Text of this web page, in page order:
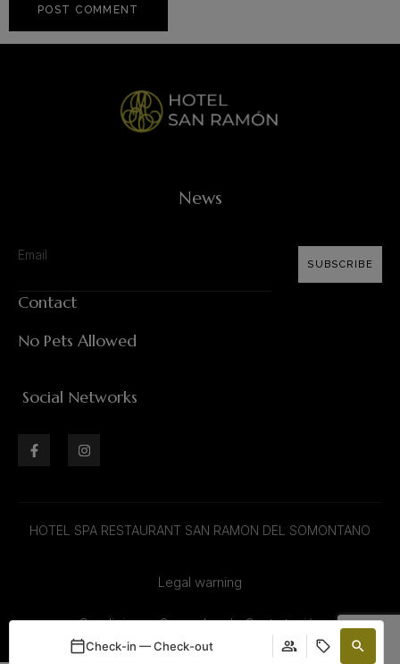
News
SUBSCRIBE
Contact
No Pets Allowed
Social Networks
HOTEL SPA RESTAURANT SAN RAMON DEL SOMONTANO
Legal warning
Condiciones Generales de Contratación
Check-in — Check-out